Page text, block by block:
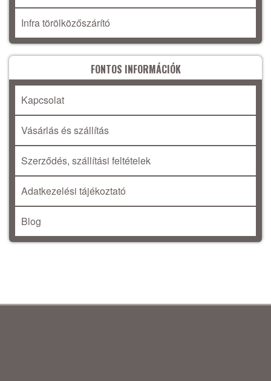
Infra törölközőszárító
FONTOS INFORMÁCIÓK
Kapcsolat
Vásárlás és szállítás
Szerződés, szállítási feltételek
Adatkezelési tájékoztató
Blog